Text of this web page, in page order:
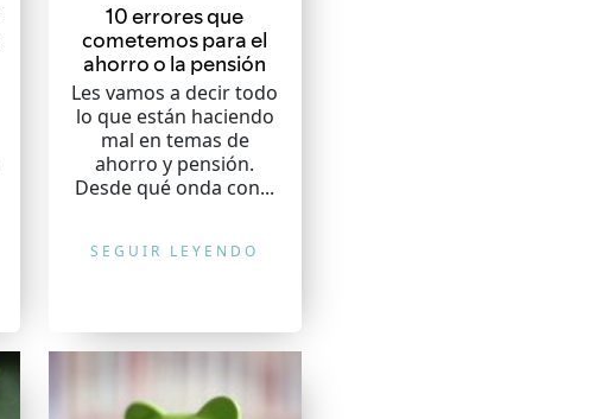
10 errores que
cometemos para el
ahorro o la pensión
Les vamos a decir todo
lo que están haciendo
mal en temas de
ahorro y pensión.
Desde qué onda con...
SEGUIR LEYENDO